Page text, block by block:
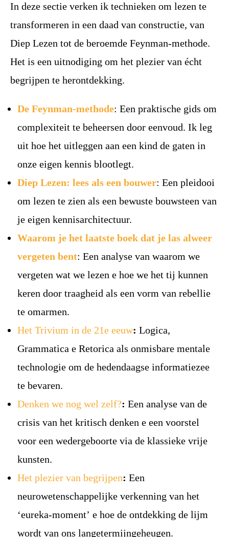
In deze sectie verken ik technieken om lezen te
transformeren in een daad van constructie, van
Diep Lezen tot de beroemde Feynman-methode.
Het is een uitnodiging om het plezier van écht
begrijpen te herontdekking.
De Feynman-methode: Een praktische gids om
complexiteit te beheersen door eenvoud. Ik leg
uit hoe het uitleggen aan een kind de gaten in
onze eigen kennis blootlegt.
Diep Lezen: lees als een bouwer: Een pleidooi
om lezen te zien als een bewuste bouwsteen van
je eigen kennisarchitectuur.
Waarom je het laatste boek dat je las alweer
vergeten bent: Een analyse van waarom we
vergeten wat we lezen e hoe we het tij kunnen
keren door traagheid als een vorm van rebellie
te omarmen.
Het Trivium in de 21e eeuw: Logica,
Grammatica e Retorica als onmisbare mentale
technologie om de hedendaagse informatiezee
te bevaren.
Denken we nog wel zelf?: Een analyse van de
crisis van het kritisch denken e een voorstel
voor een wedergeboorte via de klassieke vrije
kunsten.
Het plezier van begrijpen: Een
neurowetenschappelijke verkenning van het
‘eureka-moment’ e hoe de ontdekking de lijm
wordt van ons langetermijngeheugen.